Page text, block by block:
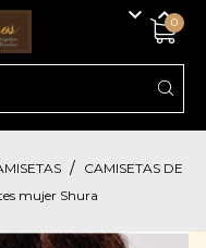
 
0
CAMISETAS DE
mujer Shura